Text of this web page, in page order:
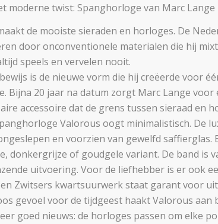
moderne twist: Spanghorloge van Marc Lange
de mooiste sieraden en horloges. De
door onconventionele materialen die hij
speels en vervelen nooit.
is de nieuwe vorm die hij creëerde voor
Bijna 20 jaar na datum zorgt Marc Lange
accessoire dat de grens tussen sieraad en
Valorous oogt minimalistisch. De
en voorzien van gewelfd saffierglas.
donkergrijze of goudgele variant. De band is
uitvoering. Voor de liefhebber is er ook
Zwitsers kwartsuurwerk staat garant voor
gevoel voor de tijdgeest haakt Valorous aan
goed nieuws: de horloges passen om elke